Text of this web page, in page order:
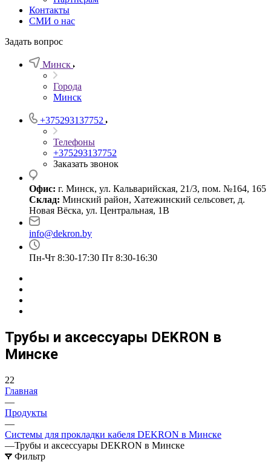
Контакты
СМИ о нас
Задать вопрос
Минск
Города
Минск
+375293137752
Телефоны
+375293137752
Заказать звонок
Офис: г. Минск, ул. Кальварийская, 21/3, пом. №164, 165
Склад: Минский район, Хатежинский сельсовет, д.
Новая Вёска, ул. Центральная, 1В
info@dekron.by
Пн-Чт 8:30-17:30 Пт 8:30-16:30
Трубы и аксессуары DEKRON в
Минске
22
Главная
—
Продукты
—
Системы для прокладки кабеля DEKRON в Минске
—Трубы и аксессуары DEKRON в Минске
Фильтр